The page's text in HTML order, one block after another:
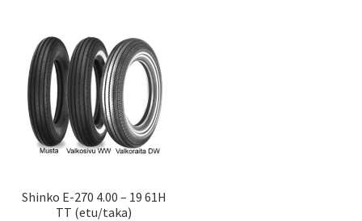
Shinko E-270 4.00 – 19 61H
TT (etu/taka)